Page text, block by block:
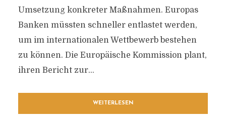
Umsetzung konkreter Maßnahmen. Europas
Banken müssten schneller entlastet werden,
um im internationalen Wettbewerb bestehen
zu können. Die Europäische Kommission plant,
ihren Bericht zur...
WEITERLESEN